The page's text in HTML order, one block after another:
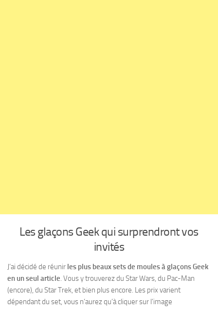
Les glaçons Geek qui surprendront vos
invités
J’ai décidé de réunir les plus beaux sets de moules à glaçons Geek
en un seul article. Vous y trouverez du Star Wars, du Pac-Man
(encore), du Star Trek, et bien plus encore. Les prix varient
dépendant du set, vous n’aurez qu’à cliquer sur l’image